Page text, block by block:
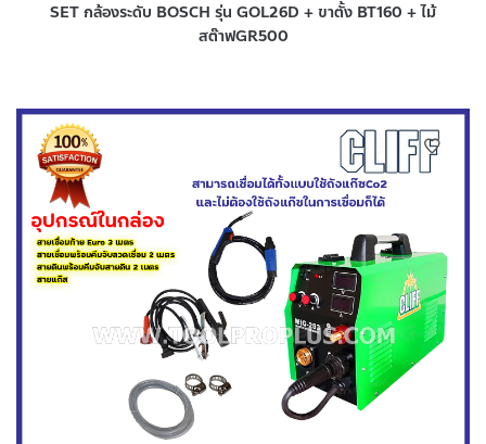
SET กล้องระดับ BOSCH รุ่น GOL26D + ขาตั้ง BT160 + ไม้
สต๊าฟGR500